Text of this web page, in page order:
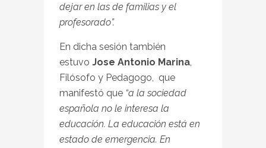
dejar en las de familias y el
profesorado”.
En dicha sesión también
estuvo Jose Antonio Marina,
Filósofo y Pedagogo, que
manifestó que “a la sociedad
española no le interesa la
educación. La educación está en
estado de emergencia. En